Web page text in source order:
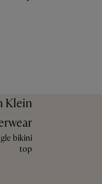
Klein
bikini
top